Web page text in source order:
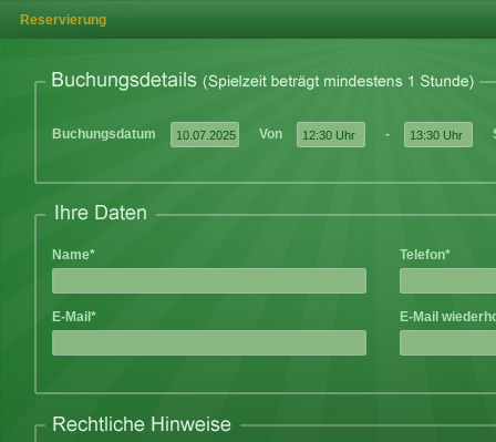
Reservierung
Buchungsdatum Von -
Name* Telefon*
E-Mail* E-Mail